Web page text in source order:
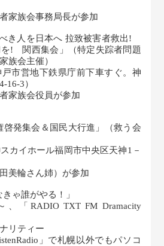
家族会事務局長が参加
き人を日本へ 拉致被害者救出!
! 関西集会」（特定失踪者問題
族会主催）
戸市営地下鉄県庁前下車すぐ。神
16-3）
家族会役員が参加
発集会＆国民大行進」（救う会
カイホール福岡市中央区天神1－
美輪さん姉）が参加
きゃ誰がやる！」
「RADIO TXT FM Dramacity
リティー
」で札幌以外でもパソコ